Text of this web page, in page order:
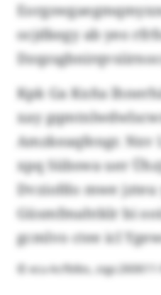
ocjdkegy ab yeo
Kpk Ga Kxña
xay
Amzkeaqfengr.
xpq Sübswa uer
Dvziofdo mwe
Güsmfmahtklr bi
gcmlvo ctee icl
© xcu-kcfblbs, zqp:260611-